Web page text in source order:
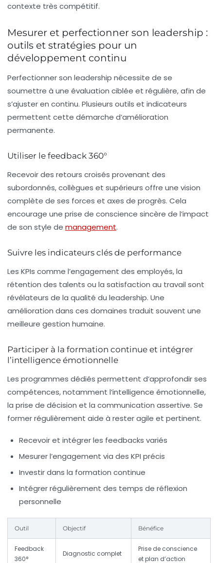
contexte très compétitif.
Mesurer et perfectionner son leadership :
outils et stratégies pour un
développement continu
Perfectionner son leadership nécessite de se
soumettre à une évaluation ciblée et régulière, afin de
s’ajuster en continu. Plusieurs outils et indicateurs
permettent cette démarche d’amélioration
permanente.
Utiliser le feedback 360°
Recevoir des retours croisés provenant des
subordonnés, collègues et supérieurs offre une vision
complète de ses forces et axes de progrès. Cela
encourage une prise de conscience sincère de l’impact
de son style de management.
Suivre les indicateurs clés de performance
Les KPIs comme l’engagement des employés, la
rétention des talents ou la satisfaction au travail sont
révélateurs de la qualité du leadership. Une
amélioration dans ces domaines traduit souvent une
meilleure gestion humaine.
Participer à la formation continue et intégrer
l’intelligence émotionnelle
Les programmes dédiés permettent d’approfondir ses
compétences, notamment l’intelligence émotionnelle,
la prise de décision et la communication assertive. Se
former régulièrement aide à rester agile et pertinent.
Recevoir et intégrer les feedbacks variés
Mesurer l’engagement via des KPI précis
Investir dans la formation continue
Intégrer régulièrement des temps de réflexion
personnelle
Outil Objectif Bénéfice
Feedback
360°
Diagnostic complet
Prise de conscience
et plan d’action